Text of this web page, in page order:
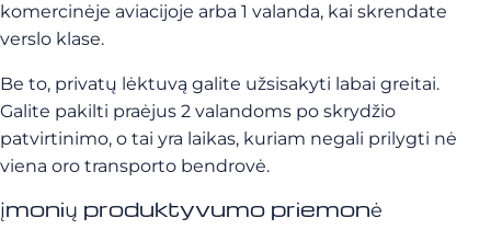
komercinėje aviacijoje arba 1 valanda, kai skrendate
verslo klase.
Be to, privatų lėktuvą galite užsisakyti labai greitai.
Galite pakilti praėjus 2 valandoms po skrydžio
patvirtinimo, o tai yra laikas, kuriam negali prilygti nė
viena oro transporto bendrovė.
įmonių produktyvumo priemonė